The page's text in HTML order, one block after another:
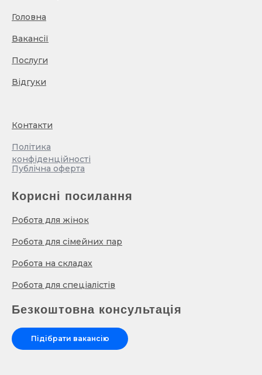
Корисні посилання
Робота для жінок
Робота для сімейних пар
Робота на складах
Робота для спеціалістів
Головна
Вакансії
Послуги
Відгуки
Контакти
Політика
конфіденційності
Безкоштовна консультація
Підібрати вакансію
Публічна оферта